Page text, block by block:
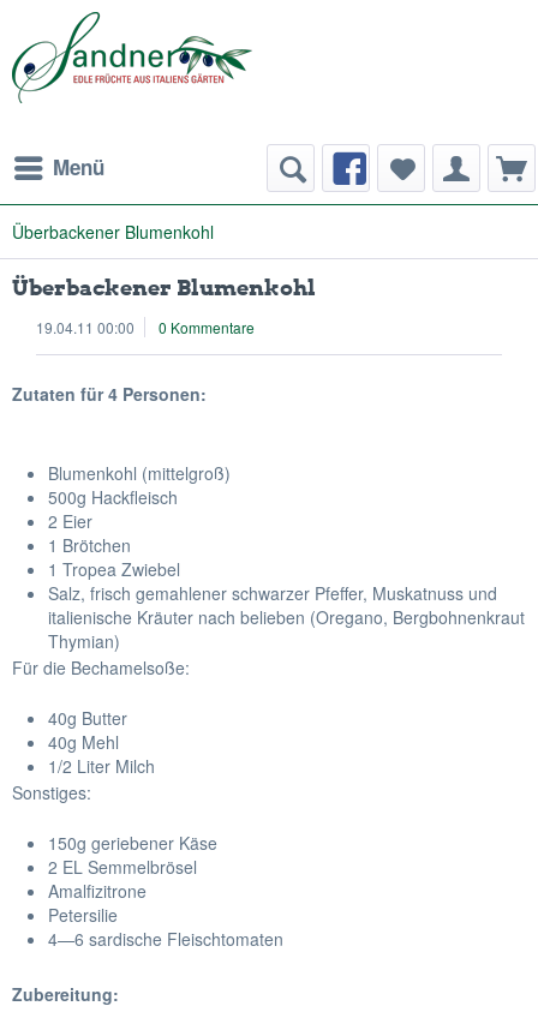
Menü
Überbackener Blumenkohl
Überbackener Blumenkohl
19.04.11 00:00 0 Kommentare
Zutaten für 4 Personen:
Blumenkohl (mittelgroß)
500g Hackfleisch
2 Eier
1 Brötchen
1 Tropea Zwiebel
Salz, frisch gemahlener schwarzer Pfeffer, Muskatnuss und
italienische Kräuter nach belieben (Oregano, Bergbohnenkraut
Thymian)
Für die Bechamelsoße:
40g Butter
40g Mehl
1/2 Liter Milch
Sonstiges:
150g geriebener Käse
2 EL Semmelbrösel
Amalfizitrone
Petersilie
4—6 sardische Fleischtomaten
Zubereitung: